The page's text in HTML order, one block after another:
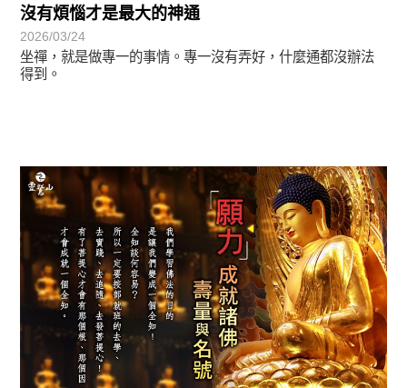
沒有煩惱才是最大的神通
2026/03/24
坐禪，就是做專一的事情。專一沒有弄好，什麼通都沒辦法
得到。
圓滿覺-華嚴期